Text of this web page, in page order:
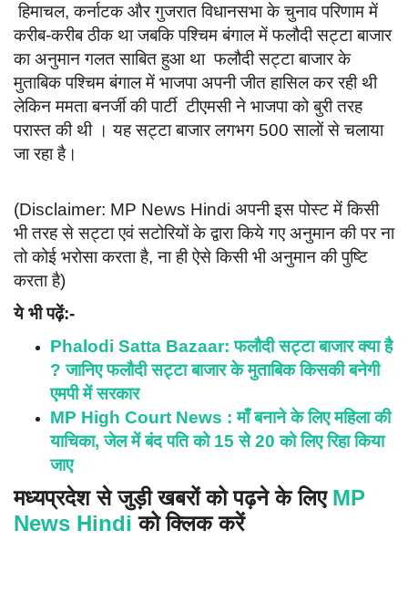
हिमाचल, कर्नाटक और गुजरात विधानसभा के चुनाव परिणाम में
करीब-करीब ठीक था जबकि पश्चिम बंगाल में फलौदी सट्टा बाजार
का अनुमान गलत साबित हुआ था फलौदी सट्टा बाजार के
मुताबिक पश्चिम बंगाल में भाजपा अपनी जीत हासिल कर रही थी
लेकिन ममता बनर्जी की पार्टी टीएमसी ने भाजपा को बुरी तरह
परास्त की थी । यह सट्टा बाजार लगभग 500 सालों से चलाया
जा रहा है।
(Disclaimer: MP News Hindi अपनी इस पोस्ट में किसी
भी तरह से सट्टा एवं सटोरियों के द्वारा किये गए अनुमान की पर ना
तो कोई भरोसा करता है, ना ही ऐसे किसी भी अनुमान की पुष्टि
करता है)
ये भी पढ़ें:-
Phalodi Satta Bazaar: फलौदी सट्टा बाजार क्या है
? जानिए फलौदी सट्टा बाजार के मुताबिक किसकी बनेगी
एमपी में सरकार
MP High Court News : माँ बनाने के लिए महिला की
याचिका, जेल में बंद पति को 15 से 20 को लिए रिहा किया
जाए
मध्यप्रदेश से जुड़ी खबरों को पढ़ने के लिए MP
News Hindi को क्लिक करें